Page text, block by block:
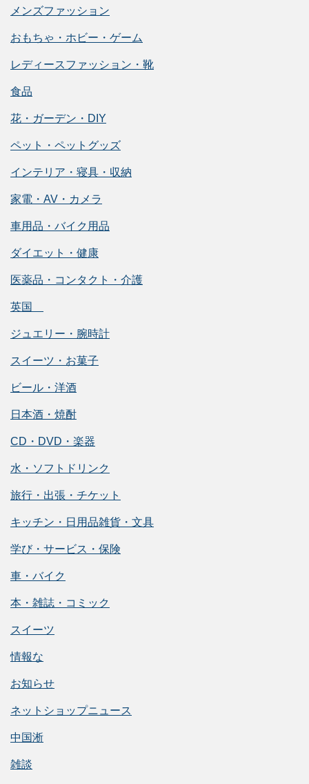
メンズファッション
おもちゃ・ホビー・ゲーム
レディースファッション・靴
食品
花・ガーデン・DIY
ペット・ペットグッズ
インテリア・寝具・収納
家電・AV・カメラ
車用品・バイク用品
ダイエット・健康
医薬品・コンタクト・介護
英国
ジュエリー・腕時計
スイーツ・お菓子
ビール・洋酒
日本酒・焼酎
CD・DVD・楽器
水・ソフトドリンク
旅行・出張・チケット
キッチン・日用品雑貨・文具
学び・サービス・保険
車・バイク
本・雑誌・コミック
スイーツ
情報な
お知らせ
ネットショップニュース
中国淅
雑談